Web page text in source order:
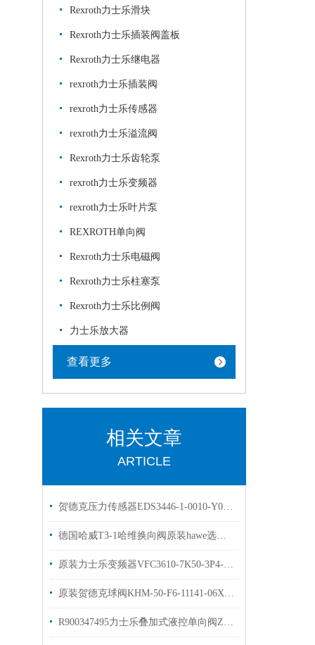
Rexroth力士乐滑块
Rexroth力士乐插装阀盖板
Rexroth力士乐继电器
rexroth力士乐插装阀
rexroth力士乐传感器
rexroth力士乐溢流阀
Rexroth力士乐齿轮泵
rexroth力士乐变频器
rexroth力士乐叶片泵
REXROTH单向阀
Rexroth力士乐电磁阀
Rexroth力士乐柱塞泵
Rexroth力士乐比例阀
力士乐放大器
查看更多
相关文章
ARTICLE
贺德克压力传感器EDS3446-1-0010-Y00原装库存出售
德国哈威T3-1哈维换向阀原装hawe选购指南
原装力士乐变频器VFC3610-7K50-3P4-MNA 现货
原装贺德克球阀KHM-50-F6-11141-06XHYDAC高压球阀
R900347495力士乐叠加式液控单向阀Z2S6-1-66/库存现货